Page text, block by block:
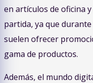
en artículos de oficina
partida, ya que
suelen ofrecer
gama de productos.
Además, el mundo